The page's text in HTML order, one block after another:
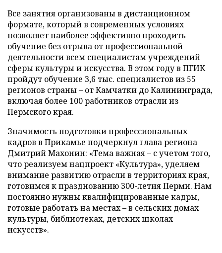
Все занятия организованы в дистанционном
формате, который в современных условиях
позволяет наиболее эффективно проходить
обучение без отрыва от профессиональной
деятельности всем специалистам учреждений
сферы культуры и искусства. В этом году в ПГИК
пройдут обучение 3,6 тыс. специалистов из 55
регионов страны – от Камчатки до Калининграда,
включая более 100 работников отрасли из
Пермского края.
Значимость подготовки профессиональных
кадров в Прикамье подчеркнул глава региона
Дмитрий Махонин: «Тема важная – с учетом того,
что реализуем нацпроект «Культура», уделяем
внимание развитию отрасли в территориях края,
готовимся к празднованию 300-летия Перми. Нам
постоянно нужны квалифицированные кадры,
готовые работать на местах – в сельских домах
культуры, библиотеках, детских школах
искусств».